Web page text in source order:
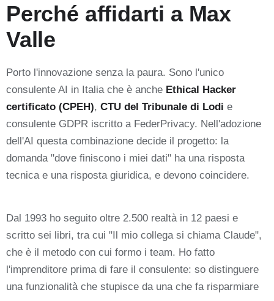
Perché affidarti a Max
Valle
Porto l'innovazione senza la paura. Sono l'unico
consulente AI in Italia che è anche Ethical Hacker
certificato (CPEH), CTU del Tribunale di Lodi e
consulente GDPR iscritto a FederPrivacy. Nell'adozione
dell'AI questa combinazione decide il progetto: la
domanda "dove finiscono i miei dati" ha una risposta
tecnica e una risposta giuridica, e devono coincidere.
Dal 1993 ho seguito oltre 2.500 realtà in 12 paesi e
scritto sei libri, tra cui "Il mio collega si chiama Claude",
che è il metodo con cui formo i team. Ho fatto
l'imprenditore prima di fare il consulente: so distinguere
una funzionalità che stupisce da una che fa risparmiare